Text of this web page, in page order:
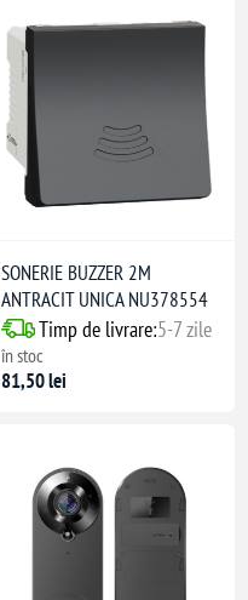
SONERIE BUZZER 2M
ANTRACIT UNICA NU378554
Timp de livrare:5-7 zile
în stoc
81,50 lei